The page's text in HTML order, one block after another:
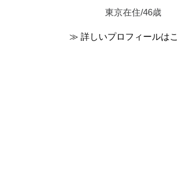
東京在住/46歳
≫ 詳しいプロフィールは